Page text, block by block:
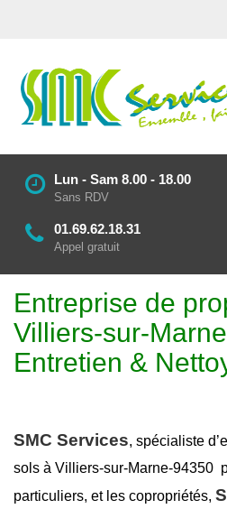
Lun - Sam 8.00 - 18.00
Sans RDV
01.69.62.18.31
Appel gratuit
Entreprise de
Villiers-sur-
Entretien &
SMC Services, spécialiste
sols à Villiers-sur-Marne-94350
particuliers, et les copropriétés,